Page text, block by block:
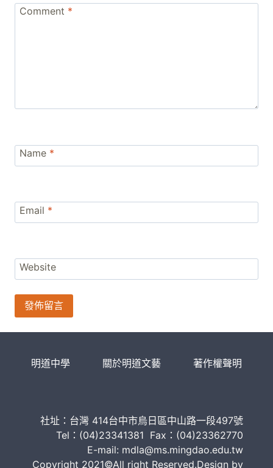
Comment *
Name *
Email *
Website
明道中學 關於明道文藝 著作權聲明
社址：台灣 414台中市烏日區中山路一段497號
Tel：(04)23341381 Fax：(04)23362770
E-mail: mdla@ms.mingdao.edu.tw
Copyright 2021©All right Reserved.Design by